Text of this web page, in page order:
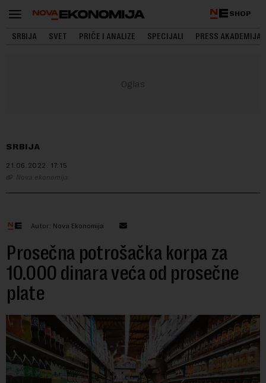
SHOP
SRBIJA SVET PRIČE I ANALIZE SPECIJALI PRESS AKADEMIJA
SRBIJA
21.06.2022. 17:15
Nova ekonomija
Autor: Nova Ekonomija
Prosečna potrošačka korpa za
10.000 dinara veća od prosečne
plate